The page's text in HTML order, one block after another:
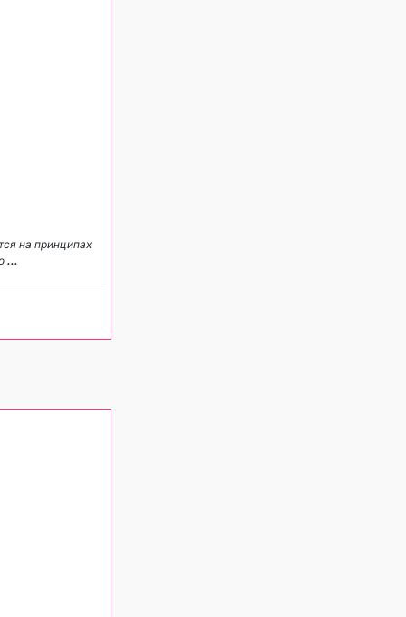
на принципах
...